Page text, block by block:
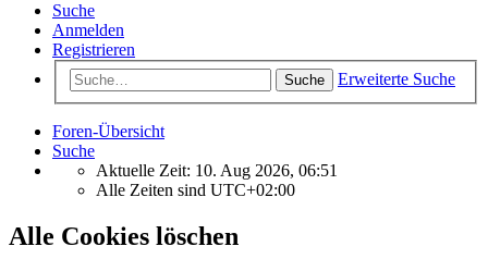
Suche
Anmelden
Registrieren
Suche Erweiterte Suche
Foren-Übersicht
Suche
Aktuelle Zeit: 10. Aug 2026, 06:51
Alle Zeiten sind UTC+02:00
Alle Cookies löschen